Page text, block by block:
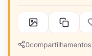
0compartilhamentos